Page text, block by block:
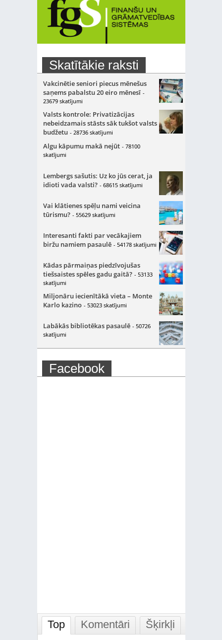
Skatītākie raksti
Vakcinētie seniori piecus mēnešus
saņems pabalstu 20 eiro mēnesī -
23679 skatījumi
Valsts kontrole: Privatizācijas
nebeidzamais stāsts sāk tukšot valsts
budžetu - 28736 skatījumi
Algu kāpumu makā nejūt - 78100
skatījumi
Lembergs sašutis: Uz ko jūs cerat, ja
idioti vada valsti? - 68615 skatījumi
Vai klātienes spēļu nami veicina
tūrismu? - 55629 skatījumi
Interesanti fakti par vecākajiem
biržu namiem pasaulē - 54178 skatījumi
Kādas pārmaiņas piedzīvojušas
tiešsaistes spēles gadu gaitā? - 53133
skatījumi
Miljonāru iecienītākā vieta – Monte
Karlo kazino - 53023 skatījumi
Labākās bibliotēkas pasaulē - 50726
skatījumi
Facebook
Top Komentāri Šķirkļi